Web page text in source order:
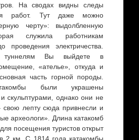
На сводах видны следы
работ. Тут даже можно
черту»: выдолбленную
служила работникам
проведения электричества.
Вы выйдете в
«ателье», откуда и
часть горной породы.
были украшены
скульптурами, однако они не
свою лепту сюда привнесли и
археологи». Длина катакомб
посещения туристов открыт
2 км. С 1814 года катакомбы